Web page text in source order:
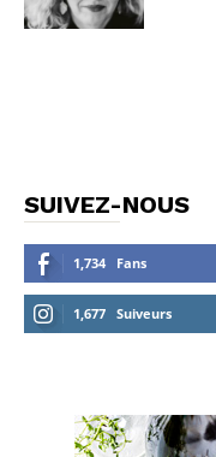
SUIVEZ-NOUS
1,734 Fans
1,677 Suiveurs